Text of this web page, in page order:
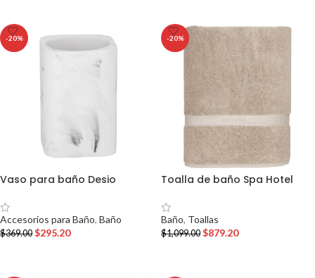
-20%
Vaso para baño Desio
Accesorios para Baño, Baño
$369.00 $295.20
-20%
Toalla de baño Spa Hotel
Baño, Toallas
$1,099.00 $879.20